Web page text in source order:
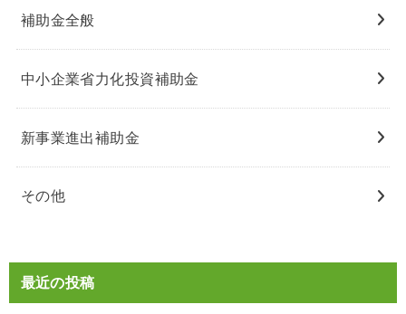
補助金全般
中小企業省力化投資補助金
新事業進出補助金
その他
最近の投稿